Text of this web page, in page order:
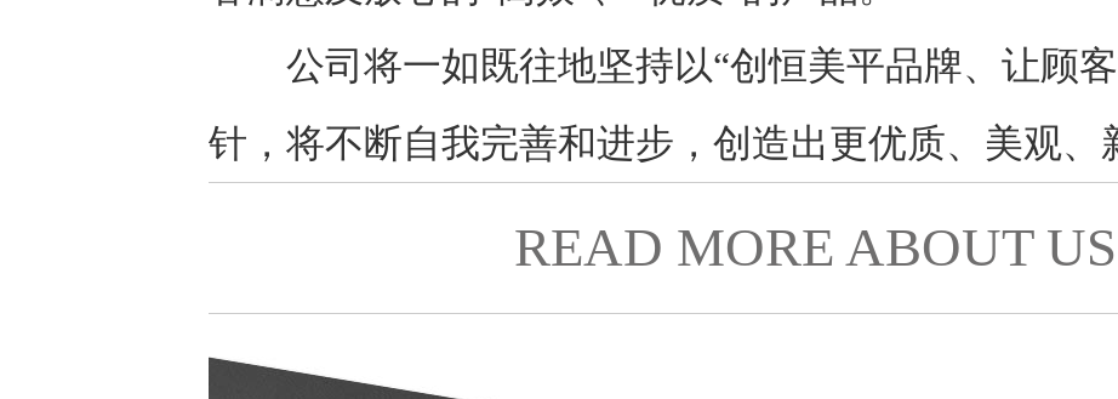
公司将一如既往地坚持以“创恒美平品牌、让顾客
针，将不断自我完善和进步，创造出更优质、美观、
READ MORE ABOUT US